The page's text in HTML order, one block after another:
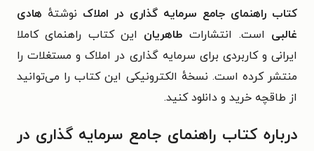
کتاب راهنمای جامع سرمایه گذاری در املاک نوشتهٔ هادی
غالبی است. انتشارات طاهریان این کتاب راهنمای کاملا
ایرانی و کاربردی برای سرمایه گذاری در املاک و مستغلات را
منتشر کرده است. نسخهٔ الکترونیکی این کتاب را می‌توانید
از طاقچه خرید و دانلود کنید.
درباره کتاب راهنمای جامع سرمایه گذاری در